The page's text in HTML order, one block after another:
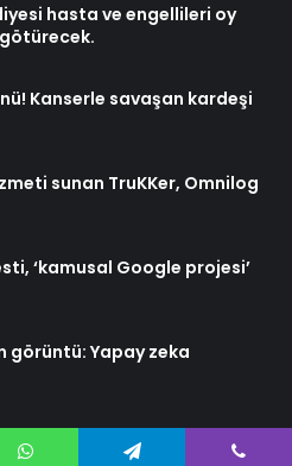
hasta ve engellileri oy
Kanserle savaşan kardeşi
sunan TruKKer, Omnilog
‘kamusal Google projesi’
görüntü: Yapay zeka